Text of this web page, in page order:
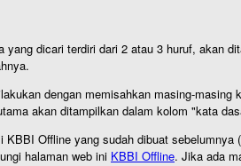
dicari terdiri dari 2 atau 3 huruf, akan
dengan memisahkan masing-masing
akan ditampilkan dalam kolom "kata
Offline yang sudah dibuat
halaman web ini KBBI Offline. Jika ada